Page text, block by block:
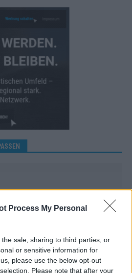
Process My Personal
sale, sharing to third parties, or
or sensitive information for
please use the below opt-out
Please note that after your